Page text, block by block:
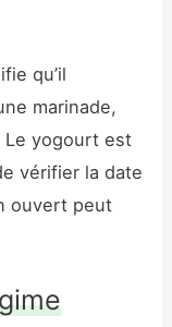
qu’il
marinade,
Le yogourt est
vérifier la date
ouvert peut